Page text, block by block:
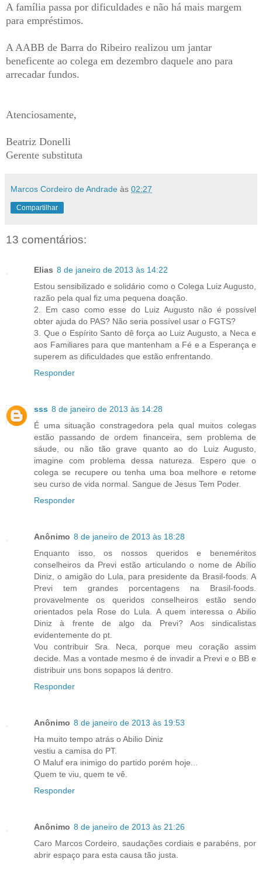
A família passa por dificuldades e não há mais margem
para empréstimos.
A AABB de Barra do Ribeiro realizou um jantar
beneficente ao colega em dezembro daquele ano para
arrecadar fundos.
Atenciosamente,
Beatriz Donelli
Gerente substituta
Marcos Cordeiro de Andrade às 02:27
Compartilhar
13 comentários:
Elias 8 de janeiro de 2013 às 14:22
Estou sensibilizado e solidário como o Colega Luiz Augusto,
razão pela qual fiz uma pequena doação.
2. Em caso como esse do Luiz Augusto não é possível
obter ajuda do PAS? Não seria possível usar o FGTS?
3. Que o Espírito Santo dê força ao Luiz Augusto, a Neca e
aos Familiares para que mantenham a Fé e a Esperança e
superem as dificuldades que estão enfrentando.
Responder
sss 8 de janeiro de 2013 às 14:28
É uma situação constragedora pela qual muitos colegas
estão passando de ordem financeira, sem problema de
sáude, ou não tão grave quanto ao do Luiz Augusto,
imagine com problema dessa natureza. Espero que o
colega se recupere ou tenha uma boa melhore e retome
seu curso de vida normal. Sangue de Jesus Tem Poder.
Responder
Anônimo 8 de janeiro de 2013 às 18:28
Enquanto isso, os nossos queridos e beneméritos
conselheiros da Previ estão articulando o nome de Abílio
Diniz, o amigão do Lula, para presidente da Brasil-foods. A
Previ tem grandes porcentagens na Brasil-foods.
provavelmente os queridos conselheiros estão sendo
orientados pela Rose do Lula. A quem interessa o Abilio
Diniz à frente de algo da Previ? Aos sindicalistas
evidentemente do pt.
Vou contribuir Sra. Neca, porque meu coração assim
decide. Mas a vontade mesmo é de invadir a Previ e o BB e
distribuir uns bons sopapos lá dentro.
Responder
Anônimo 8 de janeiro de 2013 às 19:53
Ha muito tempo atrás o Abilio Diniz
vestiu a camisa do PT.
O Maluf era inimigo do partido porém hoje...
Quem te viu, quem te vê.
Responder
Anônimo 8 de janeiro de 2013 às 21:26
Caro Marcos Cordeiro, saudações cordiais e parabéns, por
abrir espaço para esta causa tão justa.